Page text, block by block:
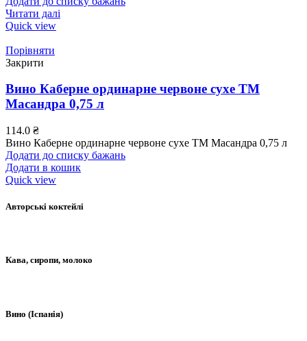
Читати далі
Quick view
Порівняти
Закрити
Вино Каберне ординарне червоне сухе ТМ
Масандра 0,75 л
114.0 ₴
Вино Каберне ординарне червоне сухе ТМ Масандра 0,75 л
Додати до списку бажань
Додати в кошик
Quick view
Авторські коктейлі
Кава, сиропи, молоко
Вино (Іспанія)